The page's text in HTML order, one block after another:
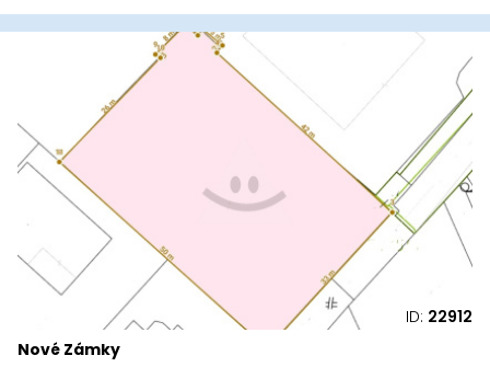
ID: 22912
Nové Zámky